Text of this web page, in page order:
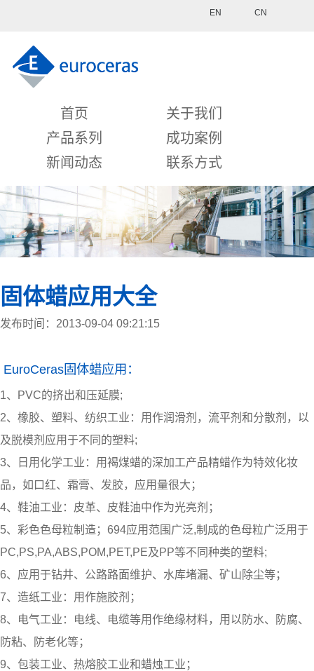
CN
EN
首页
关于我们
产品系列
成功案例
新闻动态
联系方式
固体蜡应用大全
发布时间：2013-09-04 09:21:15
EuroCeras固体蜡应用：
1、PVC的挤出和压延膜;
2、橡胶、塑料、纺织工业：用作润滑剂，流平剂和分散剂，以
及脱模剂应用于不同的塑料;
3、日用化学工业：用褐煤蜡的深加工产品精蜡作为特效化妆
品，如口红、霜膏、发胶，应用量很大；
4、鞋油工业：皮革、皮鞋油中作为光亮剂；
5、彩色色母粒制造；694应用范围广泛,制成的色母粒广泛用于
PC,PS,PA,ABS,POM,PET,PE及PP等不同种类的塑料;
6、应用于钻井、公路路面维护、水库堵漏、矿山除尘等；
7、造纸工业：用作施胶剂；
8、电气工业：电线、电缆等用作绝缘材料，用以防水、防腐、
防粘、防老化等；
9、包装工业、热熔胶工业和蜡烛工业；